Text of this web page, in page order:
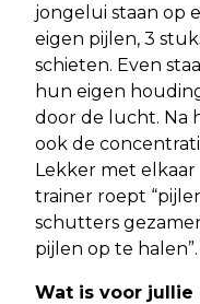
jongelui staan op
eigen pijlen, 3
schieten. Even
hun eigen
door de lucht. Na
ook de
Lekker met
trainer roept
schutters
pijlen op te halen”.
Wat is voor